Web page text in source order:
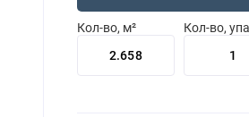
Кол-во, м² Кол-во,